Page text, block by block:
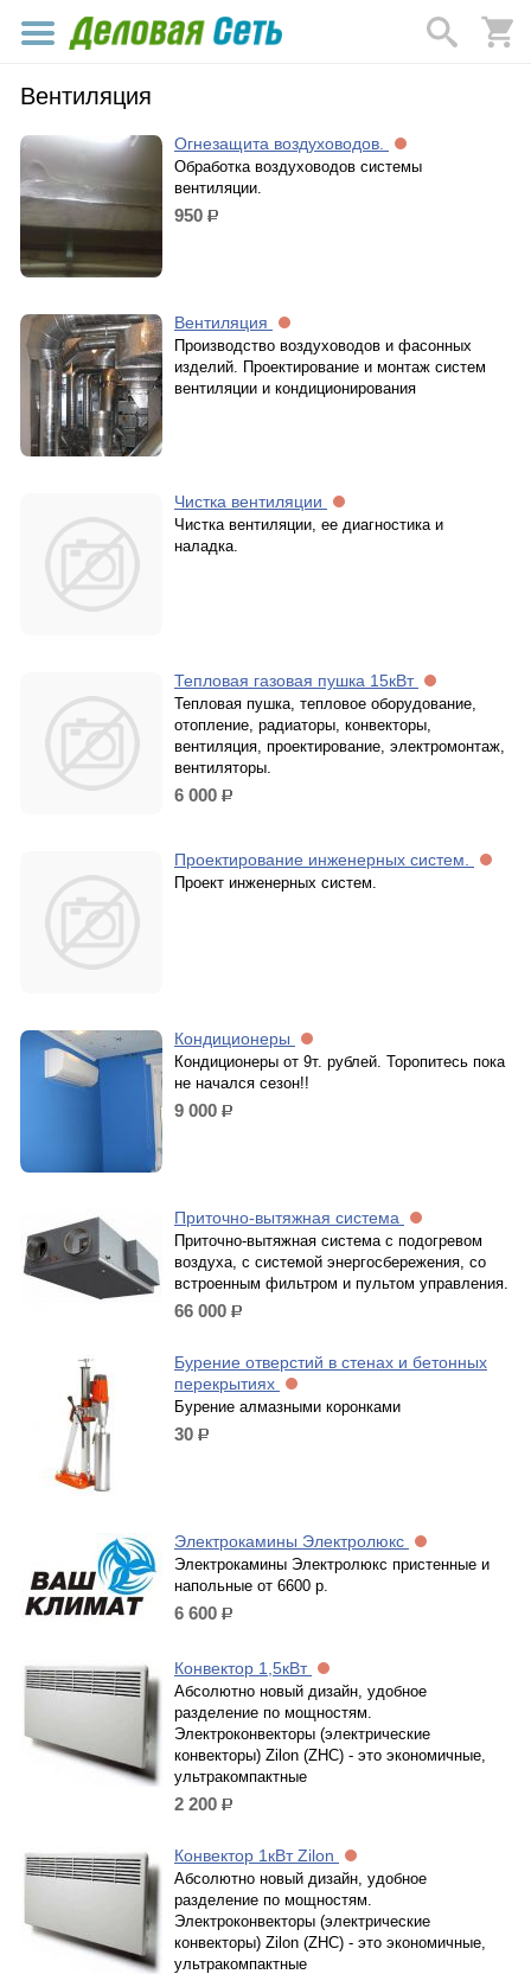
Вентиляция
Огнезащита воздуховодов.
Обработка воздуховодов системы
вентиляции.
950 р.
Вентиляция
Производство воздуховодов и фасонных
изделий. Проектирование и монтаж систем
вентиляции и кондиционирования
Чистка вентиляции
Чистка вентиляции, ее диагностика и
наладка.
Тепловая газовая пушка 15кВт
Тепловая пушка, тепловое оборудование,
отопление, радиаторы, конвекторы,
вентиляция, проектирование, электромонтаж,
вентиляторы.
6 000 р.
Проектирование инженерных систем.
Проект инженерных систем.
Кондиционеры
Кондиционеры от 9т. рублей. Торопитесь пока
не начался сезон!!
9 000 р.
Приточно-вытяжная система
Приточно-вытяжная система с подогревом
воздуха, с системой энергосбережения, со
встроенным фильтром и пультом управления.
66 000 р.
Бурение отверстий в стенах и бетонных
перекрытиях
Бурение алмазными коронками
30 р.
Электрокамины Электролюкс
Электрокамины Электролюкс пристенные и
напольные от 6600 р.
6 600 р.
Конвектор 1,5кВт
Абсолютно новый дизайн, удобное
разделение по мощностям.
Электроконвекторы (электрические
конвекторы) Zilon (ZHC) - это экономичные,
ультракомпактные
2 200 р.
Конвектор 1кВт Zilon
Абсолютно новый дизайн, удобное
разделение по мощностям.
Электроконвекторы (электрические
конвекторы) Zilon (ZHC) - это экономичные,
ультракомпактные